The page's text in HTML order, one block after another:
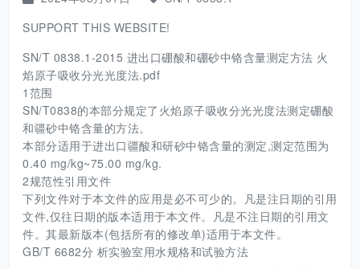
SUPPORT THIS WEBSITE!
SN/T 0838.1-2015 进出口硼酸和硼砂中铬含量测定方法 火
焰原子吸收分光光度法.pdf
1范围
SN/T0838的本部分规定了火焰原子吸收分光光度法测定硼酸
和疆砂中铬含量的方法。
本部分适用于进出口疆酸和研砂中铬含量的测定,测定范围为
0.40 mg/kg~75.00 mg/kg.
2规范性引用文件
下列文件对于本文件的应用是必不可少的。凡是注日期的引用
文件,仅往日期的版本适用于本文件。凡是不注日期的引用文
件。其最新版本(包括所有的修改单)适用于本文件。
GB/T 6682分 析实验室用水规格和试验方法